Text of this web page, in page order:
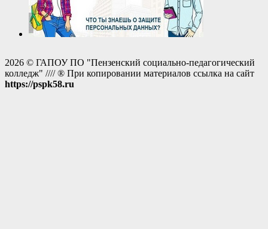
2026 © ГАПОУ ПО "Пензенский социально-педагогический
колледж" //// ® При копировании материалов ссылка на сайт
https://pspk58.ru